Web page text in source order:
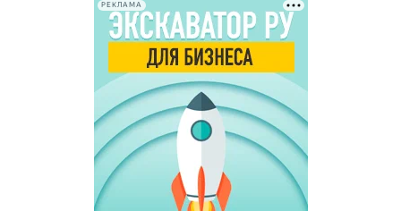
РЕКЛАМА